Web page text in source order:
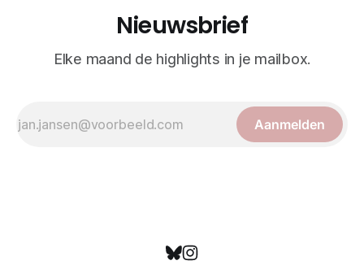
Nieuwsbrief
Elke maand de highlights in je mailbox.
Aanmelden